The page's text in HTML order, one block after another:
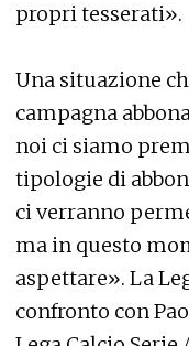
propri tesserati».
Una situazione
campagna
noi ci siamo
tipologie di
ci verranno
ma in questo
aspettare». La
confronto con